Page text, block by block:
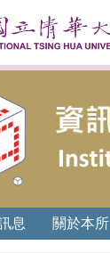
息 關於本所